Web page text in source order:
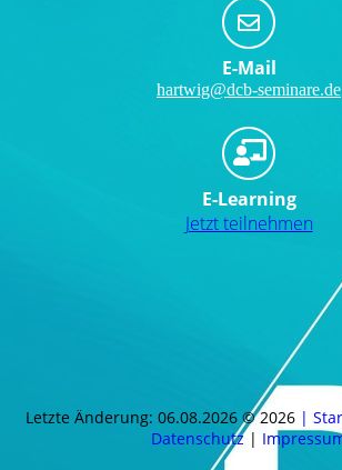
E-Mail
hartwig@dcb-seminare.de
E-Learning
Jetzt teilnehmen
Letzte Änderung: 06.08.2026 © 2026 |
Daten­schutz|